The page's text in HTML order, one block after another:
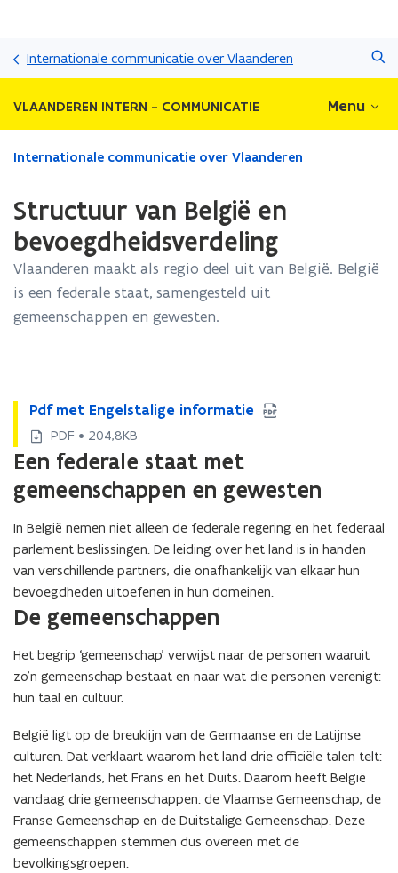
naar
inhoud
gaan
Internationale communicatie over Vlaanderen
VLAANDEREN INTERN - COMMUNICATIE Menu
Gedaan
bevindt
zich
op:
Structuur
België
Internationale communicatie over Vlaanderen
Structuur van België en
bevoegdheidsverdeling
Vlaanderen maakt als regio deel uit van België. België
is een federale staat, samengesteld uit
gemeenschappen en gewesten.
P
d
f
m
e
t
E
n
g
e
l
s
a
l
e
n
f
o
r
m
a
Pdf met Engelstalige informatie
P
d
f
m
e
t
E
n
g
e
l
s
a
l
g
e
i
n
f
o
r
m
a
PDF • 204,8KB
Een federale staat met
gemeenschappen en gewesten
In België nemen niet alleen de federale regering en het federaal
parlement beslissingen. De leiding over het land is in handen
van verschillende partners, die onafhankelijk van elkaar hun
bevoegdheden uitoefenen in hun domeinen.
De gemeenschappen
Het begrip ‘gemeenschap’ verwijst naar de personen waaruit
zo’n gemeenschap bestaat en naar wat die personen verenigt:
hun taal en cultuur.
België ligt op de breuklijn van de Germaanse en de Latijnse
culturen. Dat verklaart waarom het land drie officiële talen telt:
het Nederlands, het Frans en het Duits. Daarom heeft België
vandaag drie gemeenschappen: de Vlaamse Gemeenschap, de
Franse Gemeenschap en de Duitstalige Gemeenschap. Deze
gemeenschappen stemmen dus overeen met de
bevolkingsgroepen.